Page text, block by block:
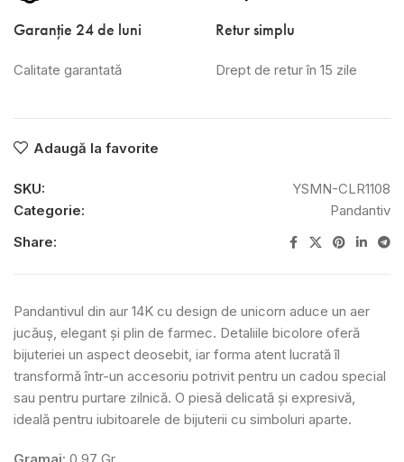
Garanție 24 de luni
Calitate garantată
Retur simplu
Drept de retur în 15 zile
Adaugă la favorite
SKU:
YSMN-CLR1108
Categorie:
Pandantiv
Share:
Pandantivul din aur 14K cu design de unicorn aduce un aer
jucăuș, elegant și plin de farmec. Detaliile bicolore oferă
bijuteriei un aspect deosebit, iar forma atent lucrată îl
transformă într-un accesoriu potrivit pentru un cadou special
sau pentru purtare zilnică. O piesă delicată și expresivă,
ideală pentru iubitoarele de bijuterii cu simboluri aparte.